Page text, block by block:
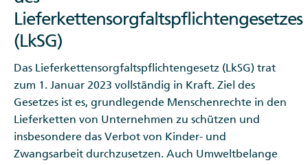
Lieferkettensorgfaltspflichtengesetzes
(LkSG)
Das Lieferkettensorgfaltspflichtengesetz (LkSG) trat
zum 1. Januar 2023 vollständig in Kraft. Ziel des
Gesetzes ist es, grundlegende Menschenrechte in den
Lieferketten von Unternehmen zu schützen und
insbesondere das Verbot von Kinder- und
Zwangsarbeit durchzusetzen. Auch Umweltbelange